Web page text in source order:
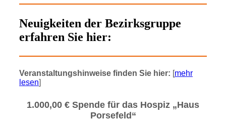
Neuigkeiten der Bezirksgruppe
erfahren Sie hier:
Veranstaltungshinweise finden Sie hier: [mehr
lesen]
1.000,00 € Spende für das Hospiz „Haus
Porsefeld“